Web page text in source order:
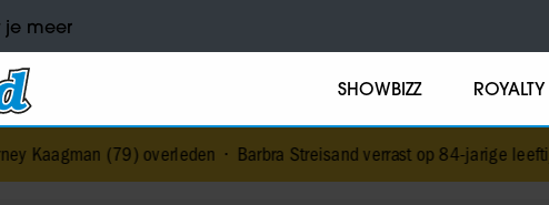
je meer
SHOWBIZZ ROYALTY
overleden•Barbra Streisand verrast op 84-jarige leeftijd met eerste